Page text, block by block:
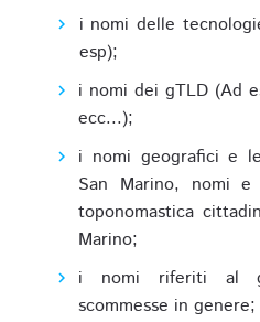
i nomi delle
esp);
i nomi dei gTLD (Ad
ecc...);
i nomi geografici e
San Marino, nomi
toponomastica
Marino;
i nomi riferiti al
scommesse in genere;